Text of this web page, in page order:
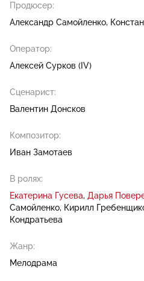
Продюсер:
Александр Самойленко
Оператор:
Алексей Сурков (IV)
Сценарист:
Валентин Донсков
Композитор:
Иван Замотаев
В ролях:
Екатерина Гусева Дарья
Самойленко Кирилл
Кондратьева
Жанр:
Мелодрама